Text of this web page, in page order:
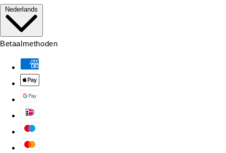
Nederlands
Betaalmethoden